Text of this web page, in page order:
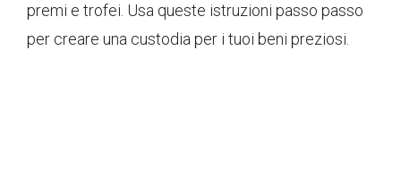
premi e trofei. Usa queste istruzioni passo passo
per creare una custodia per i tuoi beni preziosi.